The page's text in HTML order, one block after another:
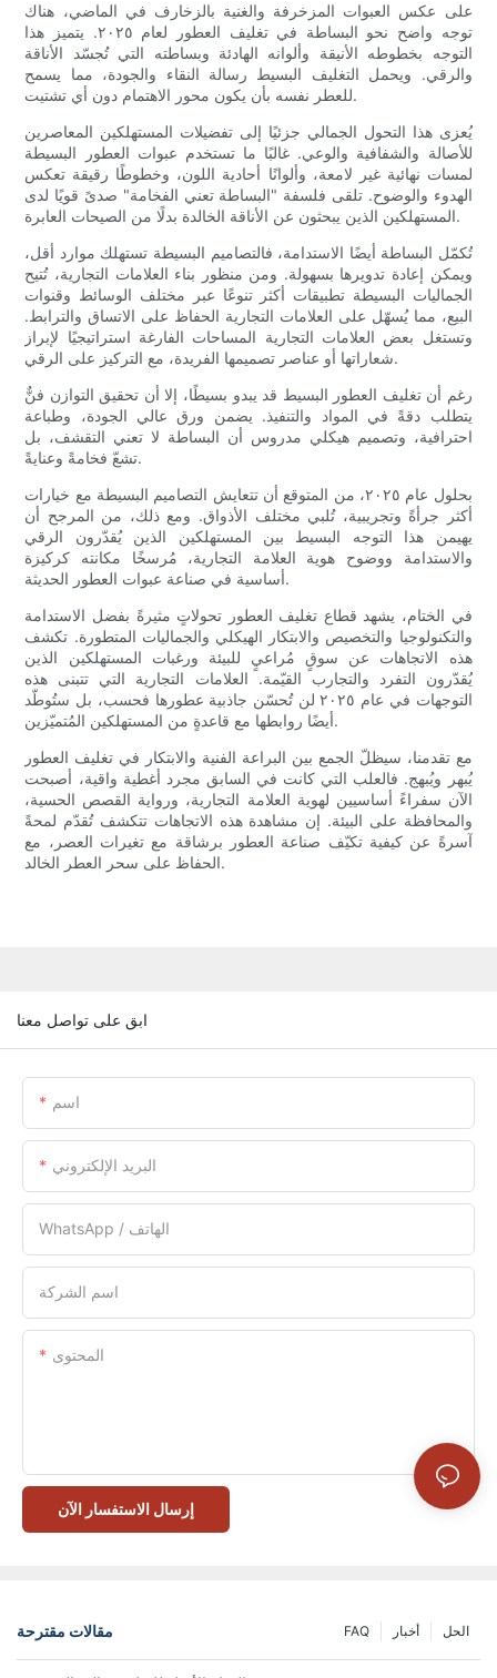
على عكس العبوات المزخرفة والغنية بالزخارف في الماضي، هناك
توجه واضح نحو البساطة في تغليف العطور لعام ٢٠٢٥. يتميز هذا
التوجه بخطوطه الأنيقة وألوانه الهادئة وبساطته التي تُجسّد الأناقة
والرقي. ويحمل التغليف البسيط رسالة النقاء والجودة، مما يسمح
للعطر نفسه بأن يكون محور الاهتمام دون أي تشتيت.
يُعزى هذا التحول الجمالي جزئيًا إلى تفضيلات المستهلكين المعاصرين
للأصالة والشفافية والوعي. غالبًا ما تستخدم عبوات العطور البسيطة
لمسات نهائية غير لامعة، وألوانًا أحادية اللون، وخطوطًا رقيقة تعكس
الهدوء والوضوح. تلقى فلسفة "البساطة تعني الفخامة" صدىً قويًا لدى
المستهلكين الذين يبحثون عن الأناقة الخالدة بدلًا من الصيحات العابرة.
تُكمّل البساطة أيضًا الاستدامة، فالتصاميم البسيطة تستهلك موارد أقل،
ويمكن إعادة تدويرها بسهولة. ومن منظور بناء العلامات التجارية، تُتيح
الجماليات البسيطة تطبيقات أكثر تنوعًا عبر مختلف الوسائط وقنوات
البيع، مما يُسهّل على العلامات التجارية الحفاظ على الاتساق والترابط.
وتستغل بعض العلامات التجارية المساحات الفارغة استراتيجيًا لإبراز
شعاراتها أو عناصر تصميمها الفريدة، مع التركيز على الرقي.
رغم أن تغليف العطور البسيط قد يبدو بسيطًا، إلا أن تحقيق التوازن فنٌّ
يتطلب دقةً في المواد والتنفيذ. يضمن ورق عالي الجودة، وطباعة
احترافية، وتصميم هيكلي مدروس أن البساطة لا تعني التقشف، بل
تشعّ فخامةً وعنايةً.
بحلول عام ٢٠٢٥، من المتوقع أن تتعايش التصاميم البسيطة مع خيارات
أكثر جرأةً وتجريبية، تُلبي مختلف الأذواق. ومع ذلك، من المرجح أن
يهيمن هذا التوجه البسيط بين المستهلكين الذين يُقدّرون الرقي
والاستدامة ووضوح هوية العلامة التجارية، مُرسخًا مكانته كركيزة
أساسية في صناعة عبوات العطور الحديثة.
في الختام، يشهد قطاع تغليف العطور تحولاتٍ مثيرةً بفضل الاستدامة
والتكنولوجيا والتخصيص والابتكار الهيكلي والجماليات المتطورة. تكشف
هذه الاتجاهات عن سوقٍ مُراعيٍ للبيئة ورغبات المستهلكين الذين
يُقدّرون التفرد والتجارب القيّمة. العلامات التجارية التي تتبنى هذه
التوجهات في عام ٢٠٢٥ لن تُحسّن جاذبية عطورها فحسب، بل ستُوطّد
أيضًا روابطها مع قاعدةٍ من المستهلكين المُتميّزين.
مع تقدمنا، سيظلّ الجمع بين البراعة الفنية والابتكار في تغليف العطور
يُبهر ويُبهج. فالعلب التي كانت في السابق مجرد أغطية واقية، أصبحت
الآن سفراءً أساسيين لهوية العلامة التجارية، ورواية القصص الحسية،
والمحافظة على البيئة. إن مشاهدة هذه الاتجاهات تتكشف تُقدّم لمحةً
آسرةً عن كيفية تكيّف صناعة العطور برشاقة مع تغيرات العصر، مع
الحفاظ على سحر العطر الخالد.
ابق على تواصل معنا
اسم
البريد الإلكتروني
WhatsApp / الهاتف
اسم الشركة
المحتوى
إرسال الاستفسار الآن
مقالات مقترحة الحل أخبار FAQ